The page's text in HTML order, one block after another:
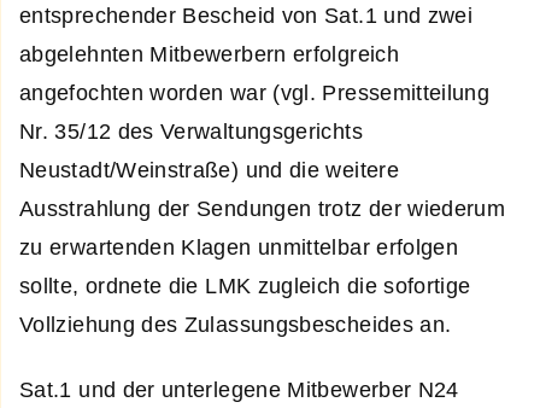
entsprechender Bescheid von Sat.1 und zwei
abgelehnten Mitbewerbern erfolgreich
angefochten worden war (vgl. Pressemitteilung
Nr. 35/12 des Verwaltungsgerichts
Neustadt/Weinstraße) und die weitere
Ausstrahlung der Sendungen trotz der wiederum
zu erwartenden Klagen unmittelbar erfolgen
sollte, ordnete die LMK zugleich die sofortige
Vollziehung des Zulassungsbescheides an.
Sat.1 und der unterlegene Mitbewerber N24